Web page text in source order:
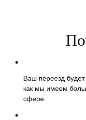
Ваш переезд будет
как мы имеем
сфере.